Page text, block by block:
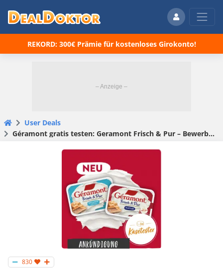
REKORD: 300€ Prämie für kostenloses Girokonto!
User Deals
Géramont gratis testen: Geramont Frisch & Pur – Bewerbung nötig! 🧀
830